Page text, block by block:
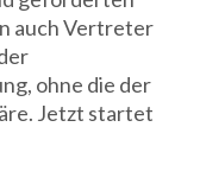
auch Vertreter
ohne die der
Jetzt startet